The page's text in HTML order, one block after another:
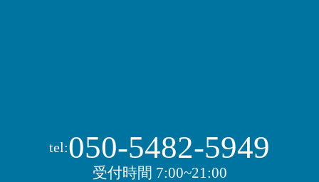
tel:050-5482-5949
受付時間 7:00~21:00